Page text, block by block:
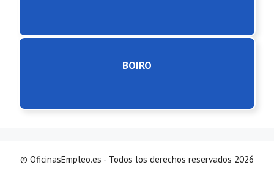
BOIRO
© OficinasEmpleo.es - Todos los derechos reservados 2026